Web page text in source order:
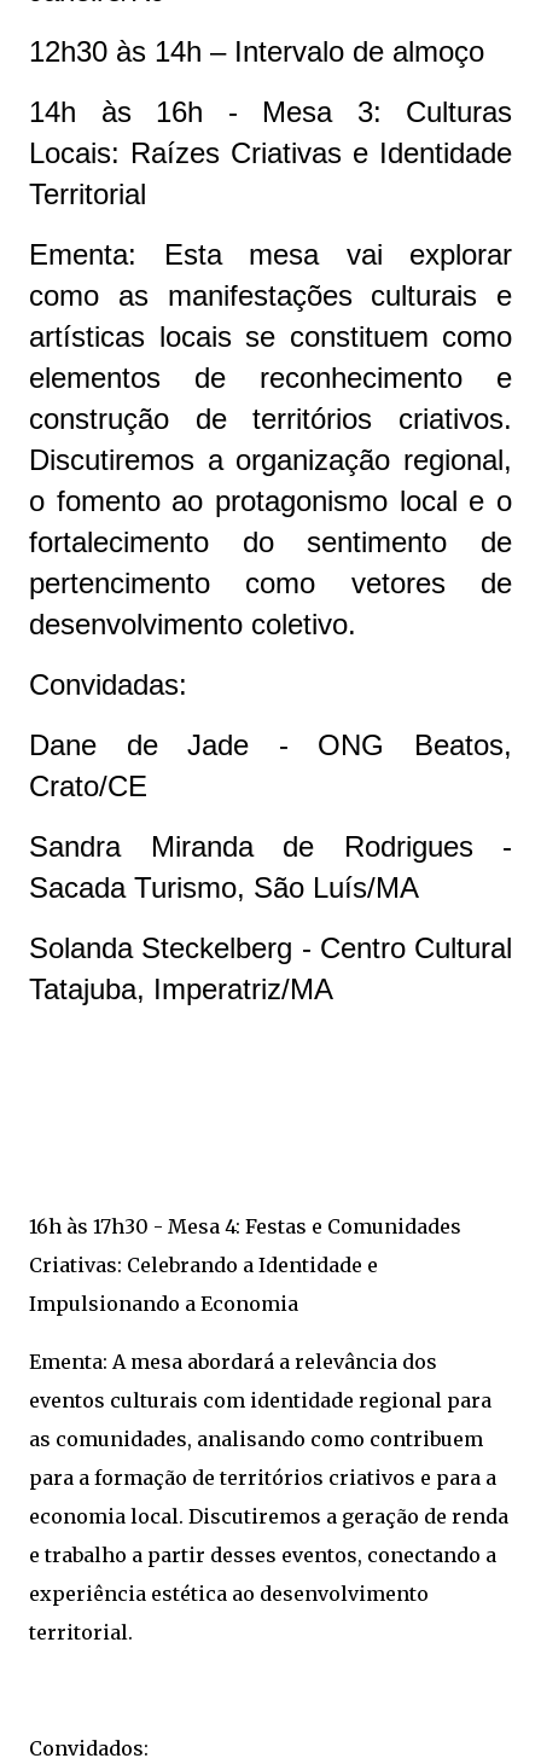
12h30 às 14h – Intervalo de almoço
14h às 16h - Mesa 3: Culturas
Locais: Raízes Criativas e Identidade
Territorial
Ementa: Esta mesa vai explorar
como as manifestações culturais e
artísticas locais se constituem como
elementos de reconhecimento e
construção de territórios criativos.
Discutiremos a organização regional,
o fomento ao protagonismo local e o
fortalecimento do sentimento de
pertencimento como vetores de
desenvolvimento coletivo.
Convidadas:
Dane de Jade - ONG Beatos,
Crato/CE
Sandra Miranda de Rodrigues -
Sacada Turismo, São Luís/MA
Solanda Steckelberg - Centro Cultural
Tatajuba, Imperatriz/MA
16h às 17h30 - Mesa 4: Festas e Comunidades
Criativas: Celebrando a Identidade e
Impulsionando a Economia
Ementa: A mesa abordará a relevância dos
eventos culturais com identidade regional para
as comunidades, analisando como contribuem
para a formação de territórios criativos e para a
economia local. Discutiremos a geração de renda
e trabalho a partir desses eventos, conectando a
experiência estética ao desenvolvimento
territorial.
Convidados: